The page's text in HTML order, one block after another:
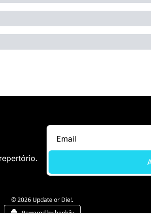
© 2026 Update or Die!.
Powered by beehiiv